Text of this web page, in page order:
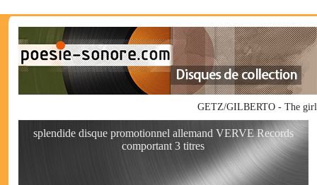
GETZ/GILBERTO - The girl
splendide disque promotionnel allemand VERVE Records
comportant 3 titres